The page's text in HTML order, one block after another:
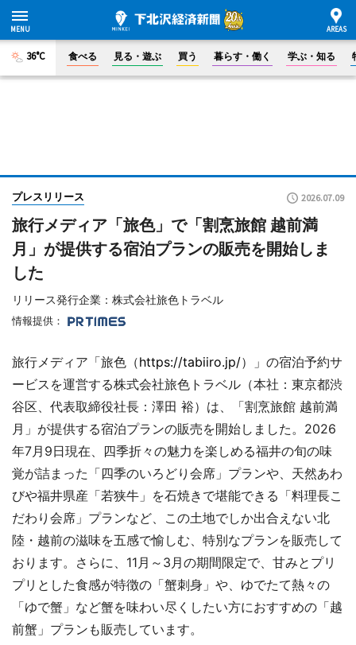
36°C 食べる 見る・遊ぶ 買う 暮らす・働く 学ぶ・知る
プレスリリース 2026.07.09
旅行メディア「旅色」で「割烹旅館 越前満
月」が提供する宿泊プランの販売を開始しま
した
リリース発行企業：株式会社旅色トラベル
情報提供：
旅行メディア「旅色（https://tabiiro.jp/）」の宿泊予約サ
ービスを運営する株式会社旅色トラベル（本社：東京都渋
谷区、代表取締役社長：澤田 裕）は、「割烹旅館 越前満
月」が提供する宿泊プランの販売を開始しました。2026
年7月9日現在、四季折々の魅力を楽しめる福井の旬の味
覚が詰まった「四季のいろどり会席」プランや、天然あわ
びや福井県産「若狭牛」を石焼きで堪能できる「料理長こ
だわり会席」プランなど、この土地でしか出合えない北
陸・越前の滋味を五感で愉しむ、特別なプランを販売して
おります。さらに、11月～3月の期間限定で、甘みとプリ
プリとした食感が特徴の「蟹刺身」や、ゆでたて熱々の
「ゆで蟹」など蟹を味わい尽くしたい方におすすめの「越
前蟹」プランも販売しています。